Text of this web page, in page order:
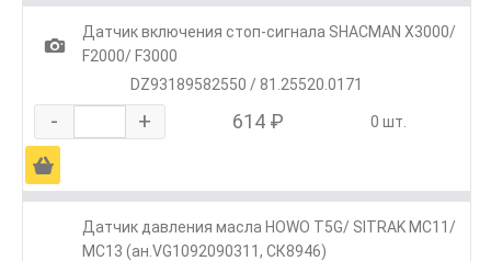
1
Датчик включения стоп-сигнала SHACMAN X3000/
F2000/ F3000
DZ93189582550 / 81.25520.0171
- + 614 ₽ 0 шт.
Ä
Датчик давления масла HOWO T5G/ SITRAK MC11/
MC13 (ан.VG1092090311, СК8946)